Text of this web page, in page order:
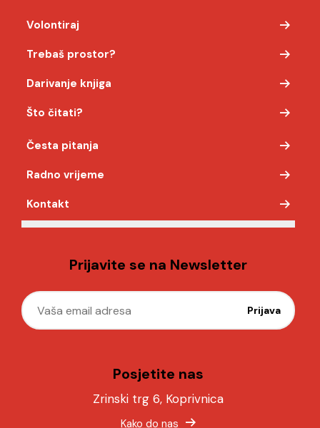
Volontiraj
Trebaš prostor?
Darivanje knjiga
Što čitati?
Česta pitanja
Radno vrijeme
Kontakt
Prijavite se na Newsletter
Posjetite nas
Zrinski trg 6, Koprivnica
Kako do nas